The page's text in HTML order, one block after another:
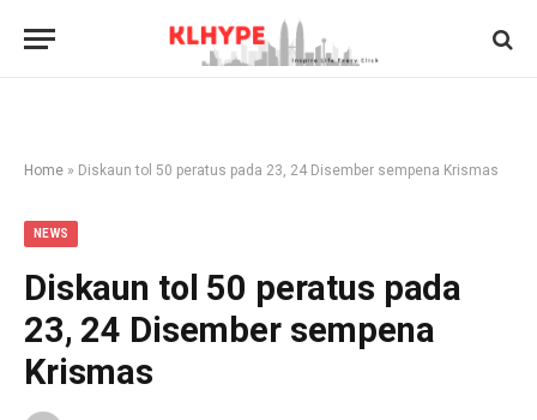
Home » Diskaun tol 50 peratus pada 23, 24 Disember sempena Krismas
NEWS
Diskaun tol 50 peratus pada
23, 24 Disember sempena
Krismas